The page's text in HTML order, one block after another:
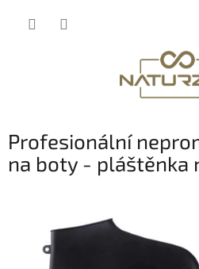
Profesionální
na boty - pláštěnka